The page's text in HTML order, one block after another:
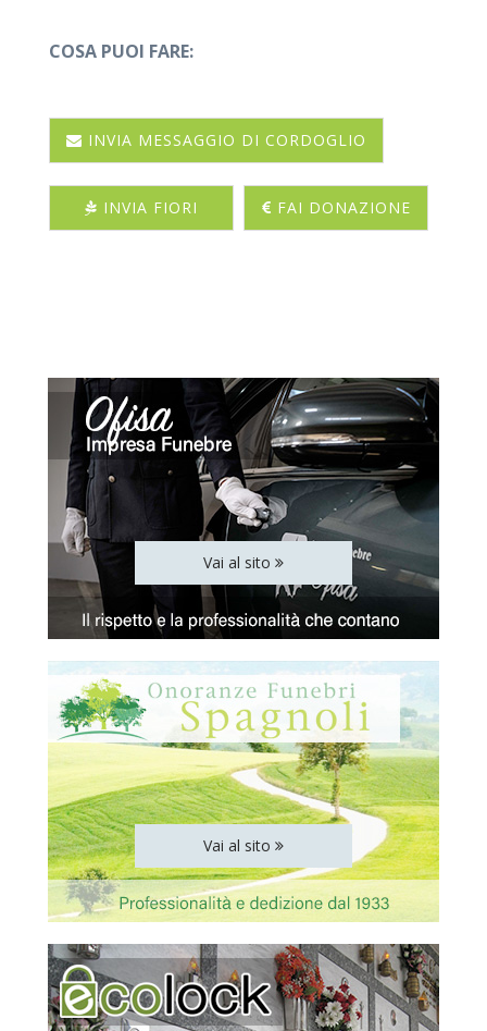
COSA PUOI FARE:
INVIA MESSAGGIO DI CORDOGLIO
INVIA FIORI FAI DONAZIONE
Vai al sito
Vai al sito